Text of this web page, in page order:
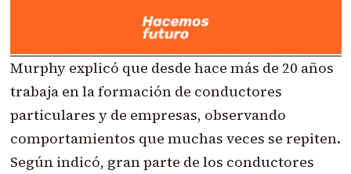
Murphy explicó que desde hace más de 20 años
trabaja en la formación de conductores
particulares y de empresas, observando
comportamientos que muchas veces se repiten.
Según indicó, gran parte de los conductores